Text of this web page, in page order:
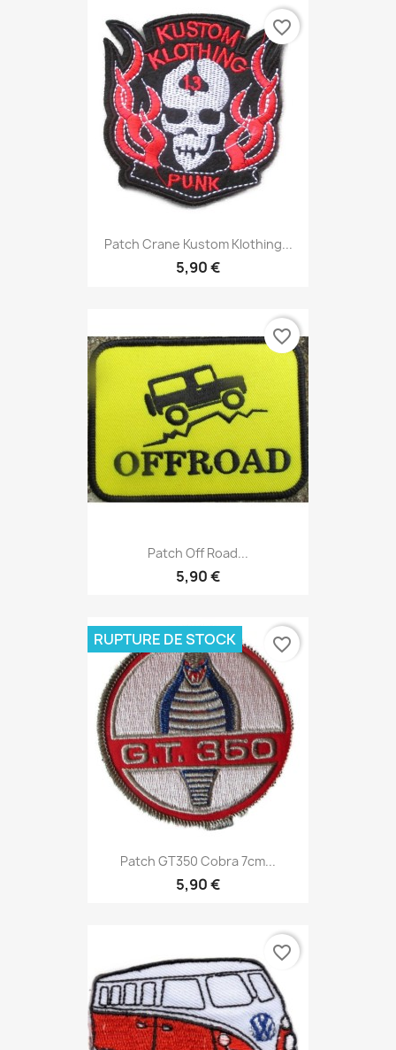
Patch Crane Kustom Klothing...
5,90 €
favorite_border
Patch Off Road...
5,90 €
favorite_border
Patch GT350 Cobra 7cm...
5,90 €
RUPTURE DE STOCK favorite_border
favorite_border